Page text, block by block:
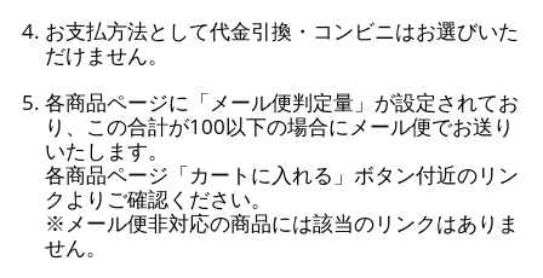
お支払方法として代金引換・コンビニはお選びいた
だけません。
各商品ページに「メール便判定量」が設定されてお
り、この合計が100以下の場合にメール便でお送り
いたします。
各商品ページ「カートに入れる」ボタン付近のリン
クよりご確認ください。
※メール便非対応の商品には該当のリンクはありま
せん。